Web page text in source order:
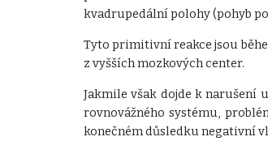
kvadrupedální polohy (pohyb
Tyto primitivní reakce jsou
z vyšších mozkových center.
Jakmile však dojde k
rovnovážného systému,
konečném důsledku negativní